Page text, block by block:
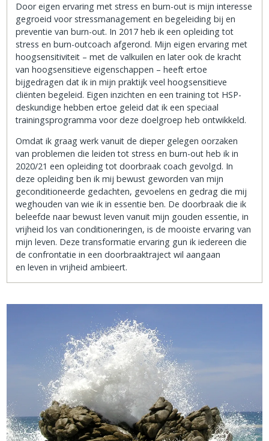
Door eigen ervaring met stress en burn-out is mijn interesse
gegroeid voor stressmanagement en begeleiding bij en
preventie van burn-out. In 2017 heb ik een opleiding tot
stress en burn-outcoach afgerond. Mijn eigen ervaring met
hoogsensitiviteit – met de valkuilen en later ook de kracht
van hoogsensitieve eigenschappen – heeft ertoe
bijgedragen dat ik in mijn praktijk veel hoogsensitieve
cliënten begeleid. Eigen inzichten en een training tot HSP-
deskundige hebben ertoe geleid dat ik een speciaal
trainingsprogramma voor deze doelgroep heb ontwikkeld.
Omdat ik graag werk vanuit de dieper gelegen oorzaken
van problemen die leiden tot stress en burn-out heb ik in
2020/21 een opleiding tot doorbraak coach gevolgd. In
deze opleiding ben ik mij bewust geworden van mijn
geconditioneerde gedachten, gevoelens en gedrag die mij
weghouden van wie ik in essentie ben. De doorbraak die ik
beleefde naar bewust leven vanuit mijn gouden essentie, in
vrijheid los van conditioneringen, is de mooiste ervaring van
mijn leven. Deze transformatie ervaring gun ik iedereen die
de confrontatie in een doorbraaktraject wil aangaan
en leven in vrijheid ambieert.